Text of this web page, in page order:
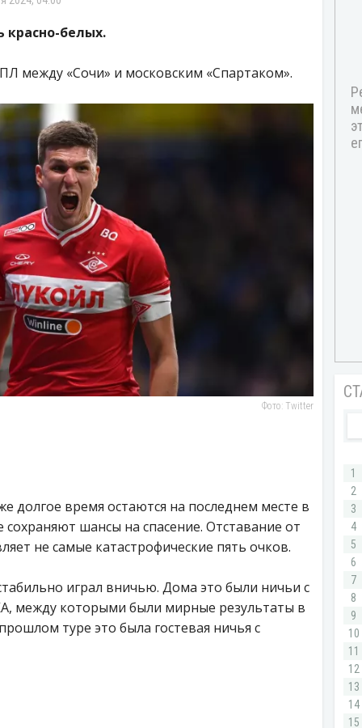
красно-белых.
между «Сочи» и московским «Спартаком».
Фото: Twitter
долгое время остаются на последнем месте в
шансы на спасение. Отставание от
не самые катастрофические пять очков.
играл вничью. Дома это были ничьи с
между которыми были мирные результаты в
туре это была гостевая ничья с